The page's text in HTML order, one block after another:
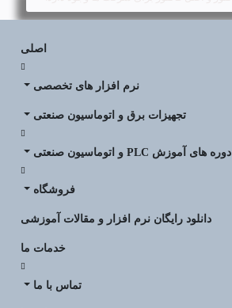
اصلی
نرم افزار های تخصصی
تجهیزات برق و اتوماسیون صنعتی
دوره های آموزش PLC و اتوماسیون صنعتی
فروشگاه
دانلود رایگان نرم افزار و مقالات آموزشی
خدمات ما
تماس با ما